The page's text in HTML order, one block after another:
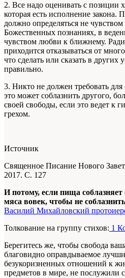
2. Все надо оценивать с позиции
которая есть исполнение закона.
должно определяться не чувством
Божественных познаниях, в
чувством любви к ближнему.
приходится отказываться от
что сделать или сказать в других
правильно.
3. Никто не должен требовать
это может соблазнить другого,
своей свободы, если это ведет к
грехом.
Источник
Священное Писание Нового
2017. С. 127
И потому, если пища соблазняет
мяса вовек, чтобы не
Василий Михайловский
Толкование на группу стихов: 1
Берегитесь же, чтобы свобода
благовидно оправдываемое
безукоризненных отношений к
предметов в мире, не послужили